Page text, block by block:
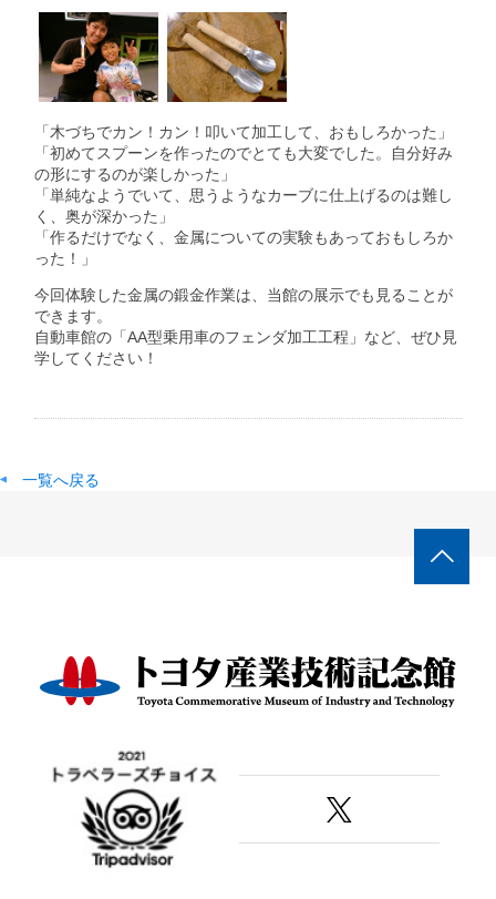
「木づちでカン！カン！叩いて加工して、おもしろかった」
「初めてスプーンを作ったのでとても大変でした。自分好み
の形にするのが楽しかった」
「単純なようでいて、思うようなカーブに仕上げるのは難し
く、奥が深かった」
「作るだけでなく、金属についての実験もあっておもしろか
った！」
今回体験した金属の鍛金作業は、当館の展示でも見ることが
できます。
自動車館の「AA型乗用車のフェンダ加工工程」など、ぜひ見
学してください！
一覧へ戻る
